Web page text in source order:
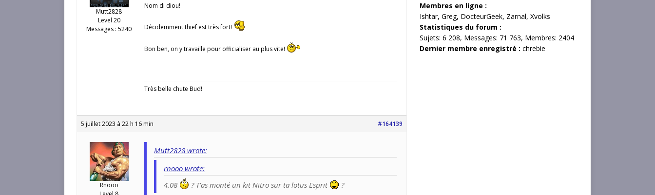
Mutt2828
Level 20
Messages : 5240
Nom di diou!
Décidemment thief est très fort!
Bon ben, on y travaille pour officialiser au plus vite!
Très belle chute Bud!
5 juillet 2023 à 22 h 16 min #164139
Rnooo
Mutt2828 wrote:
rnooo wrote:
4.08
? T’as monté un kit Nitro sur ta lotus Esprit ?
Membres en ligne :
Ishtar, Greg, DocteurGeek, Zarnal, Xvolks
Statistiques du forum :
Sujets: 6 208, Messages: 71 763, Membres: 2404
Dernier membre enregistré : chrebie